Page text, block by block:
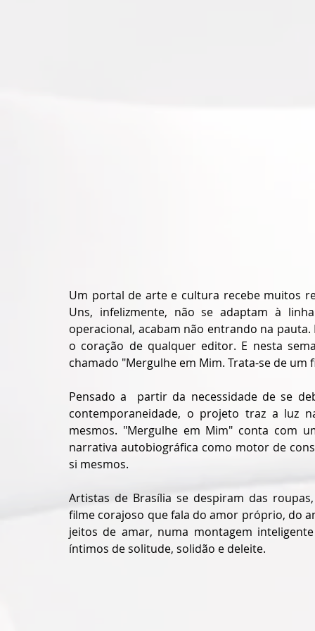
Um portal de arte e cultura recebe muitos
Uns, infelizmente, não se adaptam à
operacional, acabam não entrando na
o coração de qualquer editor. E nesta
chamado "Mergulhe em Mim. Trata-se de
Pensado a  partir da necessidade de se
contemporaneidade, o projeto traz a luz
mesmos. "Mergulhe em Mim" conta com
narrativa autobiográfica como motor de
si mesmos.
Artistas de Brasília se despiram das
filme corajoso que fala do amor próprio, do
jeitos de amar, numa montagem
íntimos de solitude, solidão e deleite.